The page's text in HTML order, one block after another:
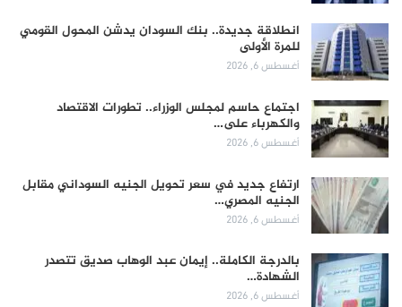
انطلاقة جديدة.. بنك السودان يدشن المحول القومي
للمرة الأولى
أغسطس 6, 2026
اجتماع حاسم لمجلس الوزراء.. تطورات الاقتصاد
والكهرباء على…
أغسطس 6, 2026
ارتفاع جديد في سعر تحويل الجنيه السوداني مقابل
الجنيه المصري…
أغسطس 6, 2026
بالدرجة الكاملة.. إيمان عبد الوهاب صديق تتصدر
الشهادة…
أغسطس 6, 2026